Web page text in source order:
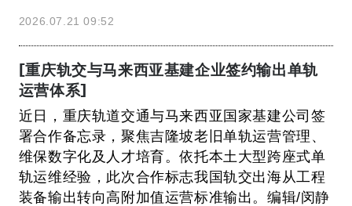
2026.07.21 09:52
[重庆轨交与马来西亚基建企业签约输出单轨
运营体系]
近日，重庆轨道交通与马来西亚国家基建公司签
署合作备忘录，聚焦吉隆坡老旧单轨运营管理、
维保数字化及人才培育。依托本土大型跨座式单
轨运维经验，此次合作标志我国轨交出海从工程
装备输出转向高附加值运营标准输出。编辑/闵静